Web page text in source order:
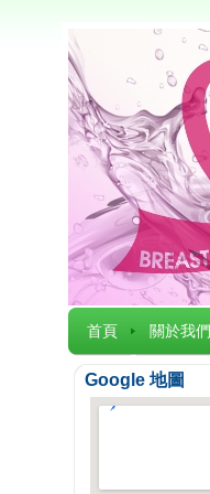
首頁 關於我們
Google 地圖